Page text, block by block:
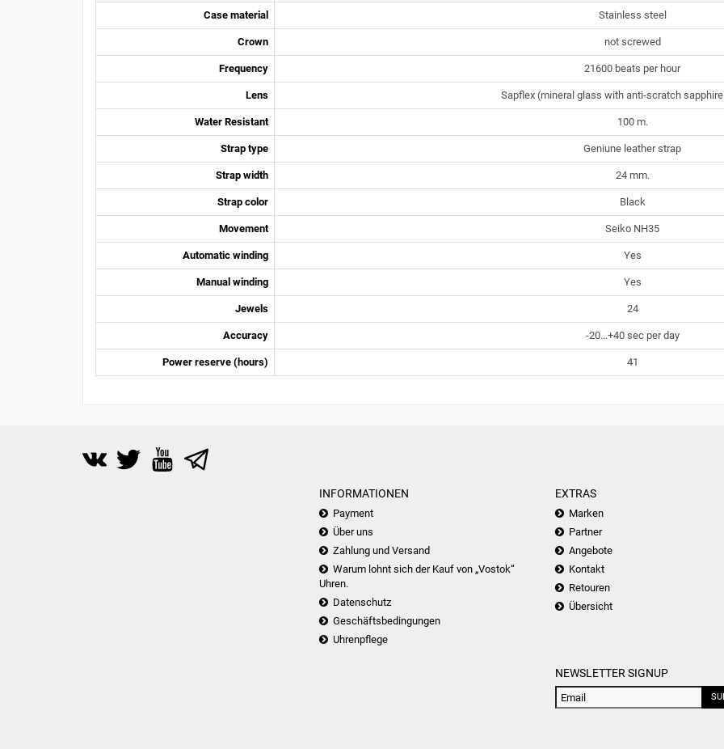
Case material Stainless steel
Crown not screwed
Frequency 21600 beats per hour
Lens Sapflex (mineral glass with anti-scratch
Water Resistant 100 m.
Strap type Geniune leather strap
Strap width 24 mm.
Strap color Black
Movement Seiko NH35
Automatic winding Yes
Manual winding Yes
Jewels 24
Accuracy -20...+40 sec per day
Power reserve (hours) 41
INFORMATIONEN
Payment
Über uns
Zahlung und Versand
Warum lohnt sich der Kauf von „Vostok“
Uhren.
Datenschutz
Geschäftsbedingungen
Uhrenpflege
EXTRAS
Marken
Partner
Angebote
Kontakt
Retouren
Übersicht
NEWSLETTER SIGNUP